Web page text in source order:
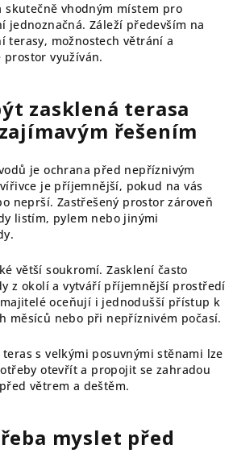
skutečně vhodným místem pro
jednoznačná. Záleží především na
terasy, možnostech větrání a
využíván.
zasklená terasa
řešením
je ochrana před nepříznivým
je příjemnější, pokud na vás
neprší. Zastřešený prostor zároveň
listím, pylem nebo jinými
větší soukromí. Zasklení často
z okolí a vytváří příjemnější prostředí
oceňují i jednodušší přístup k
měsíců nebo při nepříznivém počasí.
s velkými posuvnými stěnami lze
otevřít a propojit se zahradou
větrem a deštěm.
myslet před